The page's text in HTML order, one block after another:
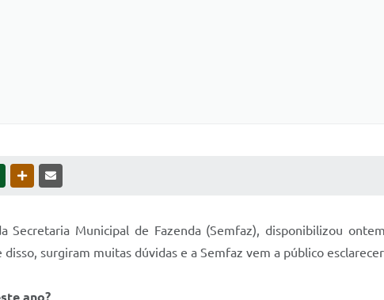
WHATSAPPOUTRAS MÍDIAS
Secretaria Municipal de Fazenda (Semfaz), disponibilizou
surgiram muitas dúvidas e a Semfaz vem a público
ano?